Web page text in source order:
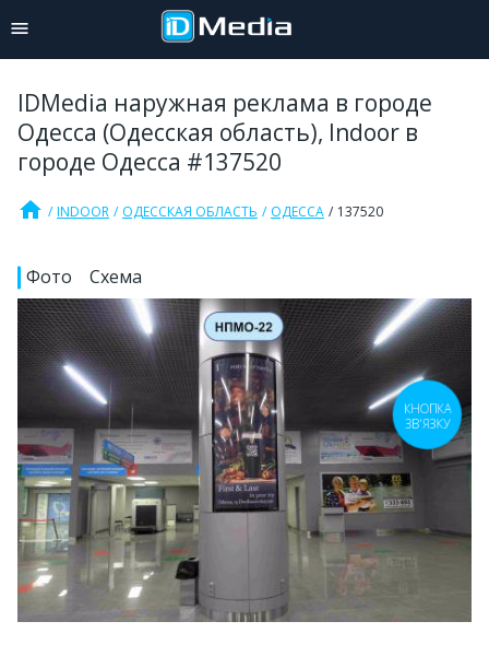
IDMedia наружная реклама в городе
Одесса (Одесская область), Indoor в
городе Одесса #137520
home INDOOR ОДЕССКАЯ ОБЛАСТЬ ОДЕССА 137520
Фото Схема
КНОПКА
ЗВ'ЯЗКУ